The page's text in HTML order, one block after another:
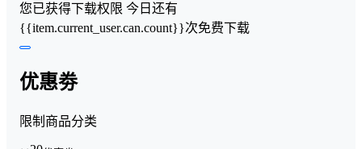
您已获得下载权限 今日还有
{{item.current_user.can.count}}次免费下载
优惠劵
限制商品分类